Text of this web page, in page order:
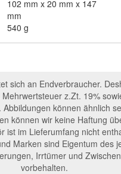
102 mm x 20 mm x 147
mm
540 g
sich an Endverbraucher.
z.Zt. 19%
Abbildungen können ähnlich
können wir keine Haftung
ist im Lieferumfang nicht
Marken sind Eigentum des
Irrtümer und
vorbehalten.